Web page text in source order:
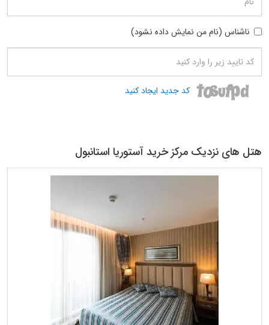
ناشناس (نام من نمایش داده نشود)
کد جدید ایجاد کنید
هتل های نزدیک مرکز خرید آستوریا استانبول